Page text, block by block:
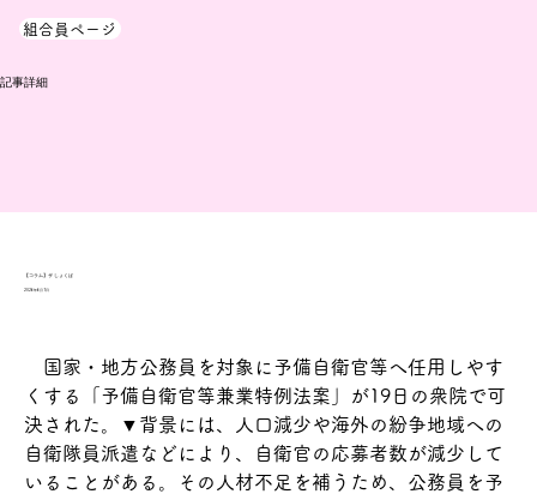
組合員ページ
​記事詳細
【コラム】ザ しょくば
2026年6月1日
国家・地方公務員を対象に予備自衛官等へ任用しやす
くする「予備自衛官等兼業特例法案」が19日の衆院で可
決された。▼背景には、人口減少や海外の紛争地域への
自衛隊員派遣などにより、自衛官の応募者数が減少して
いることがある。その人材不足を補うため、公務員を予